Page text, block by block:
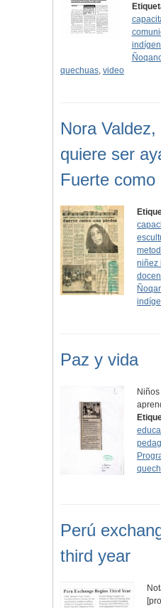
quechuas, video
Nora
quiere ser
Fuerte como
niñez
Paz y vida
Perú
third year